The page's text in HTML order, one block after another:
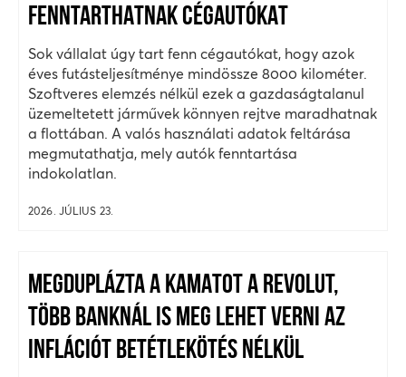
FENNTARTHATNAK CÉGAUTÓKAT
Sok vállalat úgy tart fenn cégautókat, hogy azok
éves futásteljesítménye mindössze 8000 kilométer.
Szoftveres elemzés nélkül ezek a gazdaságtalanul
üzemeltetett járművek könnyen rejtve maradhatnak
a flottában. A valós használati adatok feltárása
megmutathatja, mely autók fenntartása
indokolatlan.
2026. JÚLIUS 23.
MEGDUPLÁZTA A KAMATOT A REVOLUT,
TÖBB BANKNÁL IS MEG LEHET VERNI AZ
INFLÁCIÓT BETÉTLEKÖTÉS NÉLKÜL